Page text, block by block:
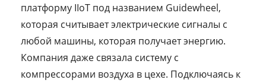
платформу IIoT под названием Guidewheel,
которая считывает электрические сигналы с
любой машины, которая получает энергию.
Компания даже связала систему с
компрессорами воздуха в цехе. Подключаясь к